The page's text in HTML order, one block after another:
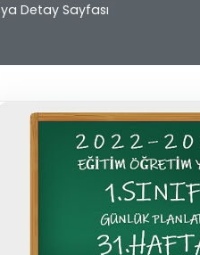
Detay Sayfası